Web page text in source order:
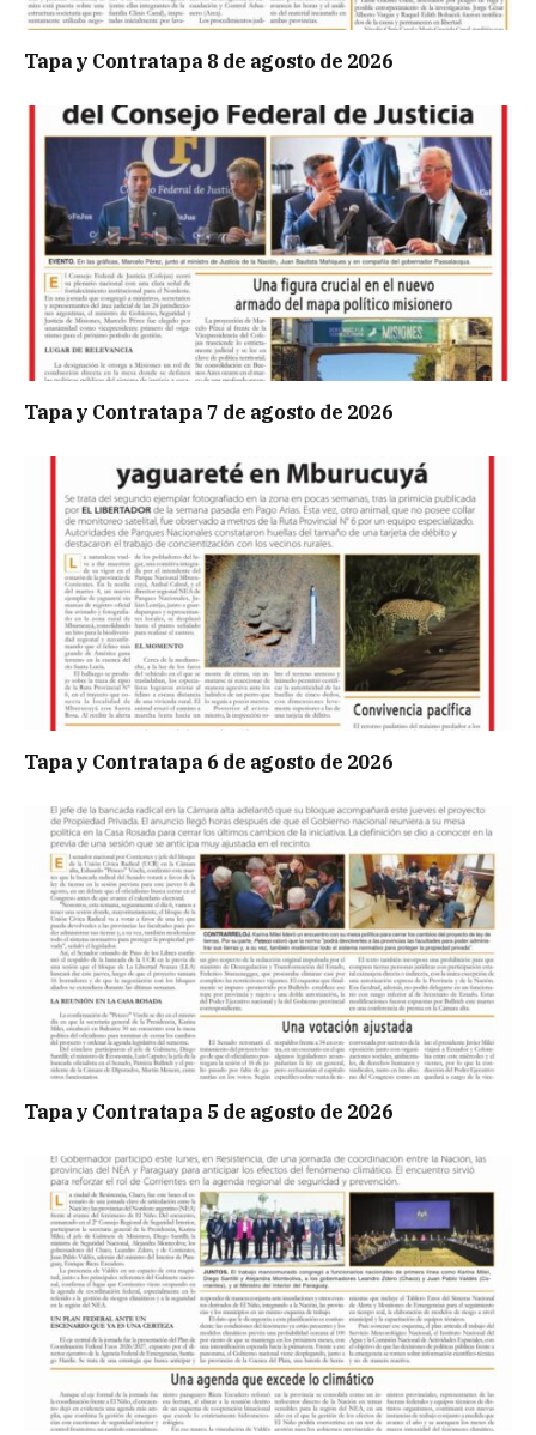
Tapa y Contratapa 8 de agosto de 2026
Tapa y Contratapa 7 de agosto de 2026
Tapa y Contratapa 6 de agosto de 2026
Tapa y Contratapa 5 de agosto de 2026